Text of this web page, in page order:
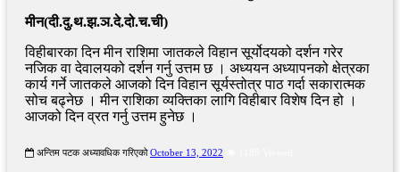
मीन(दी.दु.थ.झ.ञ.दे.दो.च.ची)
विहीबारका दिन मीन राशिमा जातकले विहान सूर्योदयको दर्शन गरेर
नजिक वा देवालयको दर्शन गर्नु उत्तम छ । अध्ययन अध्यापनको क्षेत्रका
कार्य गर्ने जातकले आजको दिन विहान सूर्यस्तोत्र पाठ गर्दा सकारात्मक
सोच बढ्नेछ । मीन राशिका व्यक्तिका लागि विहीबार विशेष दिन हो ।
आजको दिन व्रत गर्नु उत्तम हुनेछ ।
अन्तिम पटक अध्यावधिक गरिएको October 13, 2022